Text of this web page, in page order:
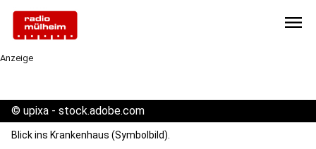
menu
Anzeige
© upixa - stock.adobe.com
Blick ins Krankenhaus (Symbolbild).